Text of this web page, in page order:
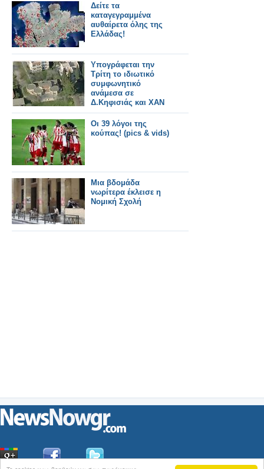
Δείτε τα
καταγεγραμμένα
αυθαίρετα όλης της
Ελλάδας!
Υπογράφεται την
Τρίτη το ιδιωτικό
συμφωνητικό
ανάμεσα σε
Δ.Κηφισιάς και ΧΑΝ
Οι 39 λόγοι της
κούπας! (pics & vids)
Μια βδομάδα
νωρίτερα έκλεισε η
Νομική Σχολή